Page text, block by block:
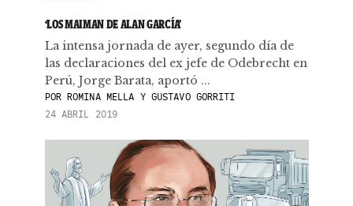
‘LOS MAIMAN DE ALAN GARCÍA’
La intensa jornada de ayer, segundo día de
las declaraciones del ex jefe de Odebrecht en
Perú, Jorge Barata, aportó ...
PORROMINA MELLA Y GUSTAVO GORRITI
24 ABRIL 2019